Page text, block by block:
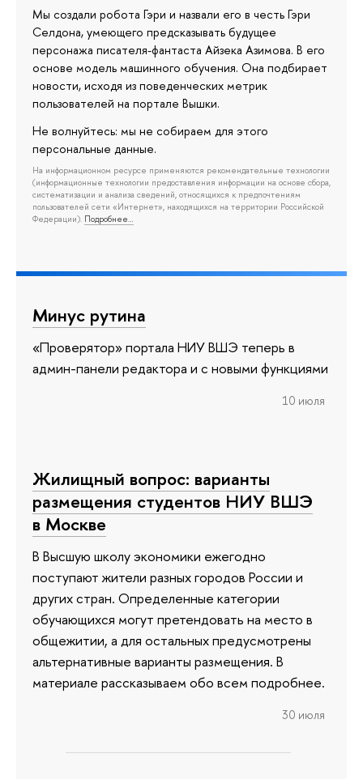
Мы создали робота Гэри и назвали его в честь Гэри
Селдона, умеющего предсказывать будущее
персонажа писателя-фантаста Айзека Азимова. В его
основе модель машинного обучения. Она подбирает
новости, исходя из поведенческих метрик
пользователей на портале Вышки.
Не волнуйтесь: мы не собираем для этого
персональные данные.
На информационном ресурсе применяются рекомендательные технологии
(информационные технологии предоставления информации на основе сбора,
систематизации и анализа сведений, относящихся к предпочтениям
пользователей сети «Интернет», находящихся на территории Российской
Федерации). Подробнее…
Минус рутина
«Проверятор» портала НИУ ВШЭ теперь в
админ-панели редактора и с новыми функциями
10 июля
Жилищный вопрос: варианты
размещения студентов НИУ ВШЭ
в Москве
В Высшую школу экономики ежегодно
поступают жители разных городов России и
других стран. Определенные категории
обучающихся могут претендовать на место в
общежитии, а для остальных предусмотрены
альтернативные варианты размещения. В
материале рассказываем обо всем подробнее.
30 июля